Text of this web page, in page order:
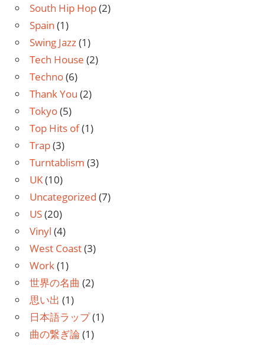
South Hip Hop(2)
Spain (1)
Swing Jazz(1)
Tech House (2)
Techno(6)
Thank You (2)
Tokyo(5)
Top Hits of(1)
Trap(3)
Turntablism (3)
UK(10)
Uncategorized (7)
US(20)
Vinyl (4)
West Coast(3)
Work(1)
世界の名曲 (2)
思い出 (1)
日本語ラップ(1)
曲の繋ぎ論 (1)